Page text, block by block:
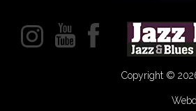
Copyright ©